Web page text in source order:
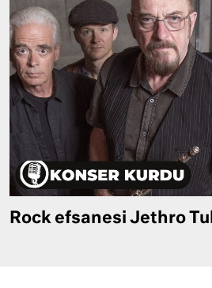
Rock efsanesi Jethro